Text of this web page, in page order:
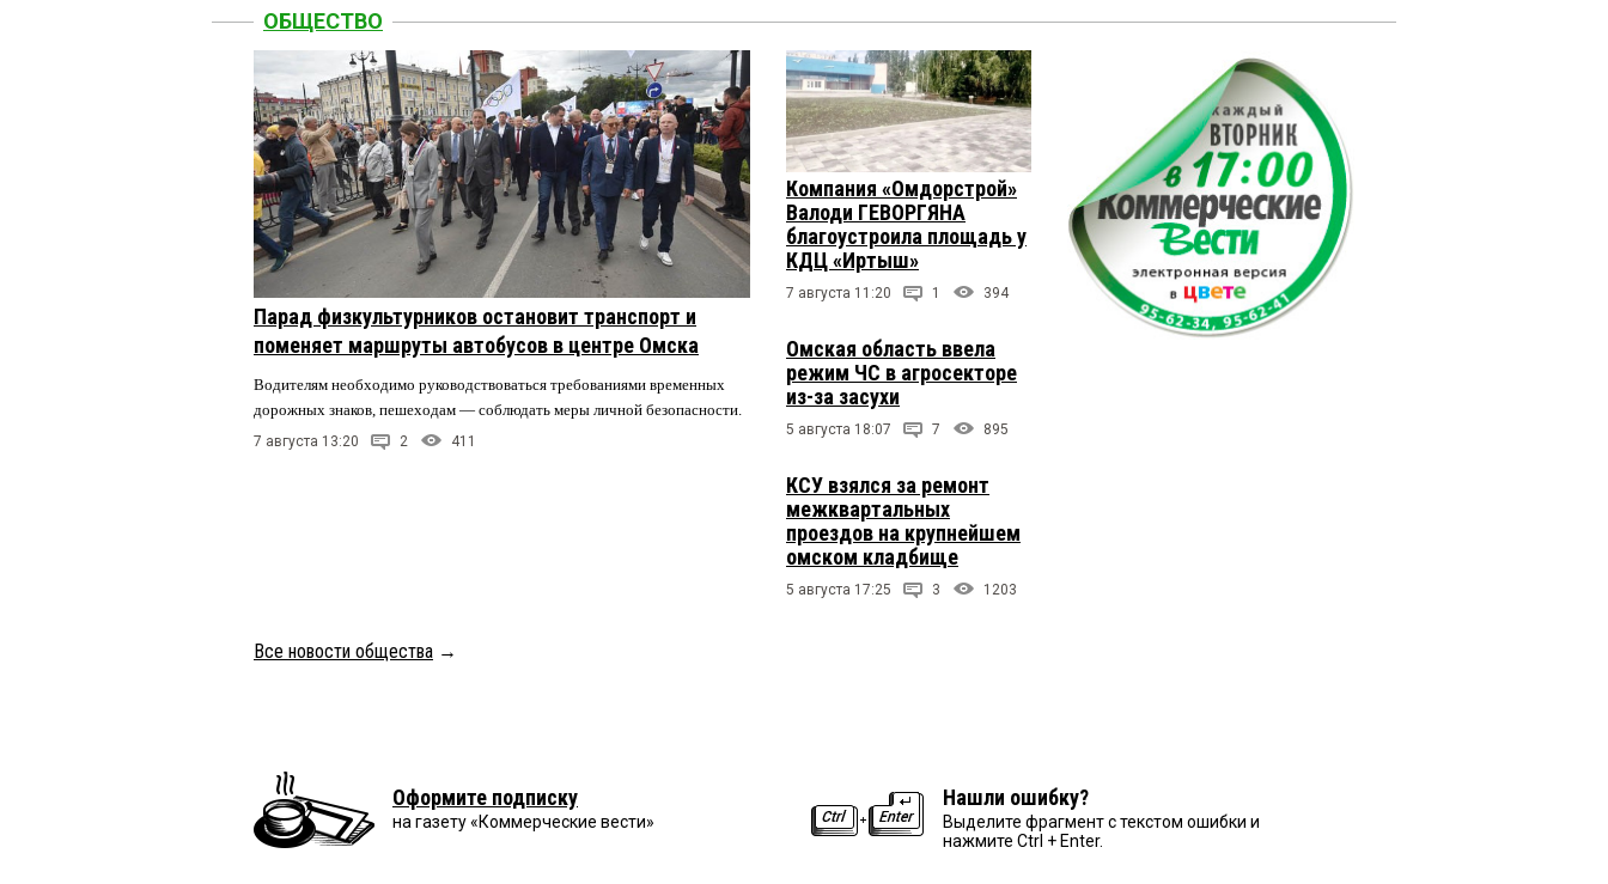
ОБЩЕСТВО
Парад физкультурников остановит транспорт и
поменяет маршруты автобусов в центре Омска
Водителям необходимо руководствоваться требованиями временных
дорожных знаков, пешеходам — соблюдать меры личной безопасности.
7 августа 13:20 2 411
Компания «Омдорстрой»
Валоди ГЕВОРГЯНА
благоустроила площадь у
КДЦ «Иртыш»
7 августа 11:20 1 394
Омская область ввела
режим ЧС в агросекторе
из-за засухи
5 августа 18:07 7 895
КСУ взялся за ремонт
межквартальных
проездов на крупнейшем
омском кладбище
5 августа 17:25 3 1203
Все новости общества →
Оформите подписку
на газету «Коммерческие вести»
Нашли ошибку?
Выделите фрагмент с текстом ошибки и
нажмите Ctrl + Enter.